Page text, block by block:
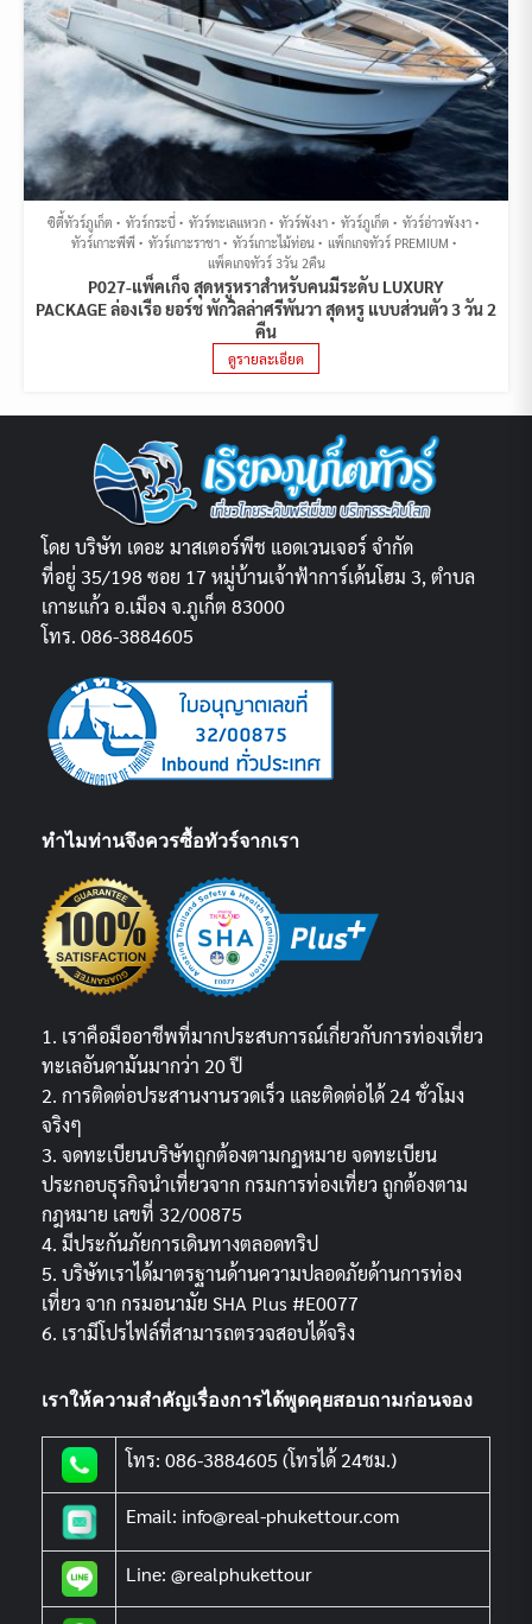
ซิตี้ทัวร์ภูเก็ต ทัวร์กระบี่ ทัวร์ทะเลแหวก ทัวร์พังงา ทัวร์ภูเก็ต
ทัวร์อ่าวพังงา
ทัวร์เกาะพีพี
ทัวร์เกาะราชา ทัวร์เกาะไม้ท่อน
แพ็กเกจทัวร์ PREMIUM
แพ็คเกจทัวร์ 3วัน 2คืน
P027-แพ็คเก็จ สุดหรูหราสำหรับคนมีระดับ LUXURY
PACKAGE ล่องเรือ ยอร์ช พักวิลล่าศรีพันวา สุดหรู แบบส่วนตัว 3 วัน 2
คืน
ดูรายละเอียด
โดย บริษัท เดอะ มาสเตอร์พีช แอดเวนเจอร์ จำกัด
ที่อยู่ 35/198 ซอย 17 หมู่บ้านเจ้าฟ้าการ์เด้นโฮม 3, ตำบล
เกาะแก้ว อ.เมือง จ.ภูเก็ต 83000
โทร. 086-3884605
ทำไมท่านจึงควรซื้อทัวร์จากเรา
1. เราคือมืออาชีพที่มากประสบการณ์เกี่ยวกับการท่องเที่ยว
ทะเลอันดามันมากว่า 20 ปี
2. การติดต่อประสานงานรวดเร็ว และติดต่อได้ 24 ชั่วโมง
จริงๆ
3. จดทะเบียนบริษัทถูกต้องตามกฏหมาย จดทะเบียน
ประกอบธุรกิจนำเที่ยวจาก กรมการท่องเที่ยว ถูกต้องตาม
กฎหมาย เลขที่ 32/00875
4. มีประกันภัยการเดินทางตลอดทริป
5. บริษัทเราได้มาตรฐานด้านความปลอดภัยด้านการท่อง
เที่ยว จาก กรมอนามัย SHA Plus #E0077
6. เรามีโปรไฟล์ที่สามารถตรวจสอบได้จริง
เราให้ความสำคัญเรื่องการได้พูดคุยสอบถามก่อนจอง
โทร: 086-3884605 (โทรได้ 24ชม.)
Email: info@real-phukettour.com
Line: @realphukettour